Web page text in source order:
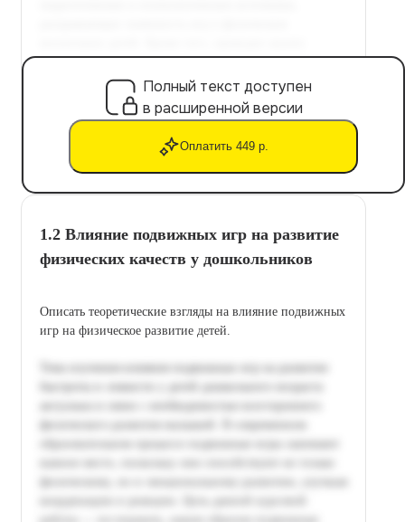
Полный текст доступен
в расширенной версии
Оплатить 449 р.
1.2 Влияние подвижных игр на развитие
физических качеств у дошкольников
Описать теоретические взгляды на влияние подвижных
игр на физическое развитие детей.